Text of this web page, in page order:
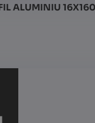
ALUMINIU